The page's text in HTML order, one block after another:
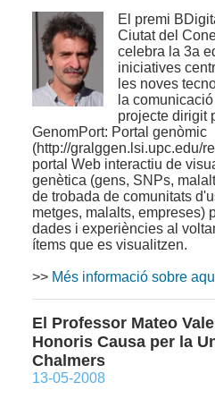
El premi
Ciutat del
celebra la 3a
iniciatives
les noves
la
projecte dirigit
GenomPort: Portal genòmic
(http://gralggen.lsi.upc.edu/
portal Web interactiu de
genètica (gens, SNPs,
de trobada de comunitats
metges, malalts, empreses)
dades i experiències al
ítems que es visualitzen.
>> Més informació sobre
El Professor Mateo
Honoris Causa per la
Chalmers
13-05-2008